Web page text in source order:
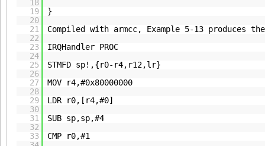
18
19
}
20
21
Compiled with armcc, Example 5-13 produces
22
23
IRQHandler PROC
24
25
STMFD sp!,{r0-r4,r12,lr}
26
27
MOV r4,#0x80000000
28
29
LDR r0,[r4,#0]
30
31
SUB sp,sp,#4
32
33
CMP r0,#1